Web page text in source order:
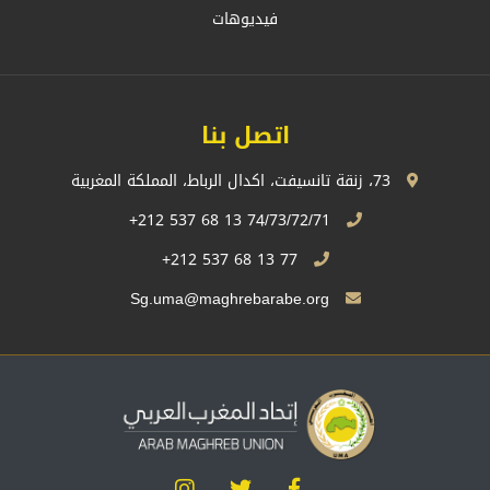
فيديوهات
اتصل بنا
77 13 68 537 212+